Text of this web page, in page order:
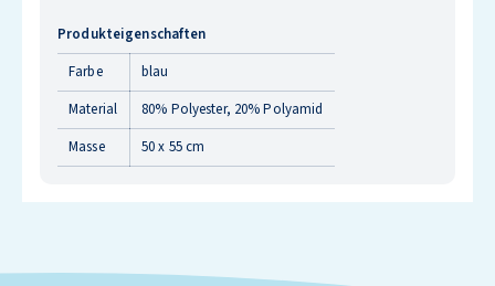
Produkteigenschaften
Farbe
blau
Material
80% Polyester, 20% Polyamid
Masse
50 x 55 cm